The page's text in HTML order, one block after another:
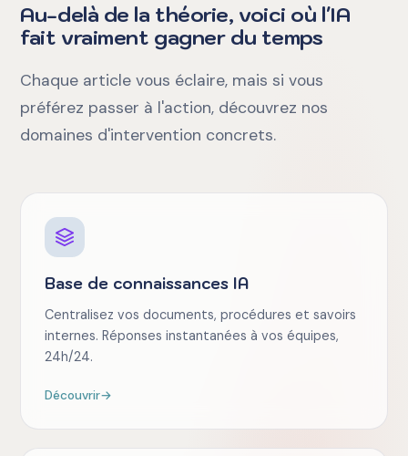
Au-delà de la théorie, voici où l'IA
fait vraiment gagner du temps
Chaque article vous éclaire, mais si vous
préférez passer à l'action, découvrez nos
domaines d'intervention concrets.
Base de connaissances IA
Centralisez vos documents, procédures et savoirs
internes. Réponses instantanées à vos équipes,
24h/24.
Découvrir→